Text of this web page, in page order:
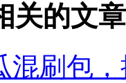
关的文
混刷包